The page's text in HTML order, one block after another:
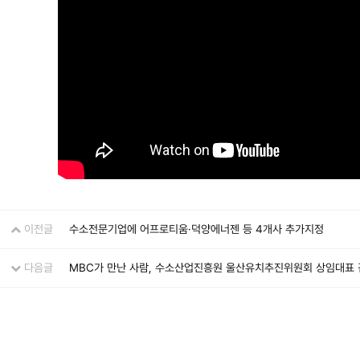
이전글 수소전문기업에 어프로티움·덕양에너젠 등 4개사 추가지정
다음글 MBC가 만난 사람, 수소산업진흥원 울산유치추진위원회 상임대표